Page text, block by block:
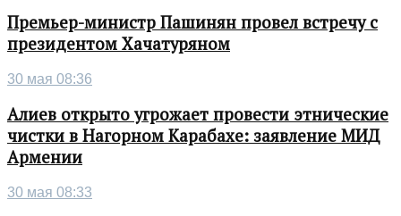
Премьер-министр Пашинян провел встречу с
президентом Хачатуряном
30 мая 08:36
Алиев открыто угрожает провести этнические
чистки в Нагорном Карабахе: заявление МИД
Армении
30 мая 08:33